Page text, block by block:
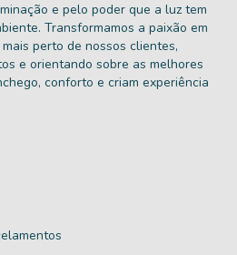
e pelo poder que a luz tem
Transformamos a paixão em
perto de nossos clientes,
e orientando sobre as melhores
conforto e criam experiência